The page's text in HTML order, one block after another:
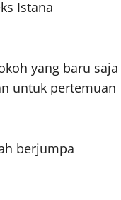
Istana
yang baru saja
untuk pertemuan
berjumpa